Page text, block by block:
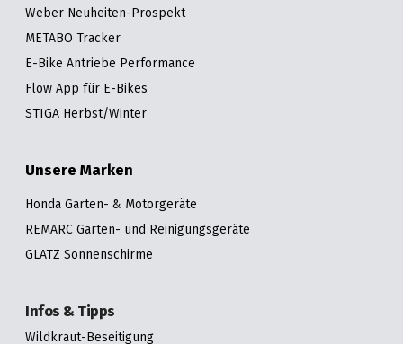
Weber Neuheiten-Prospekt
METABO Tracker
E-Bike Antriebe Performance
Flow App für E-Bikes
STIGA Herbst/Winter
Unsere Marken
Honda Garten- & Motorgeräte
REMARC Garten- und Reinigungsgeräte
GLATZ Sonnenschirme
Infos & Tipps
Wildkraut-Beseitigung